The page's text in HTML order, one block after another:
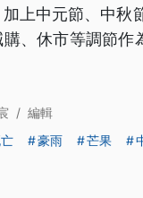
加上中元節、中秋
購、休市等調節作
/ 編輯
豪雨 芒果